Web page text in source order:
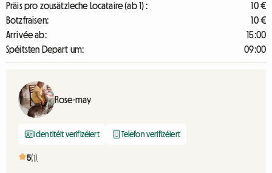
Präis pro zousätzleche Locataire (ab 1) :
10 €
Botzfraisen:
10 €
Arrivée ab:
15:00
Spéitsten Depart um:
09:00
Rose-may
Identitéit verifizéiert Telefon verifizéiert
5(1)